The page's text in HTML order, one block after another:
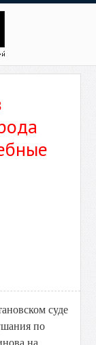
суде
по
на